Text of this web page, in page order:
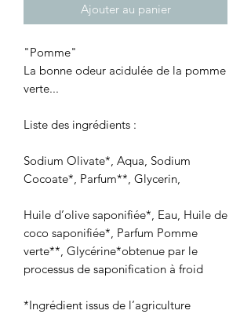
Ajouter au panier
"Pomme"
La bonne odeur acidulée de la pomme
verte...
Liste des ingrédients :
Sodium Olivate*, Aqua, Sodium
Cocoate*, Parfum**, Glycerin,
Huile d’olive saponifiée*, Eau, Huile de
coco saponifiée*, Parfum Pomme
verte**, Glycérine*obtenue par le
processus de saponification à froid
*Ingrédient issus de l’agriculture